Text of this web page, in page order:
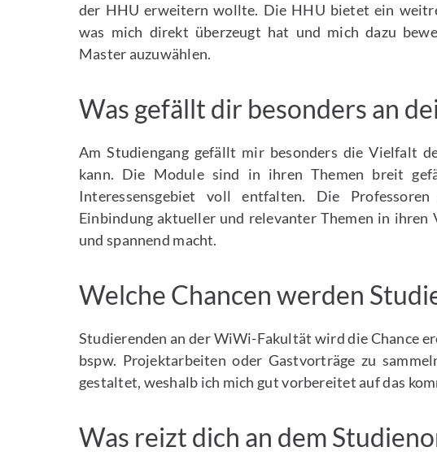
der HHU erweitern wollte. Die HHU bietet ein
was mich direkt überzeugt hat und mich dazu
Master auzuwählen.
Was gefällt dir besonders an
Am Studiengang gefällt mir besonders die Vielfalt
kann. Die Module sind in ihren Themen breit
Interessensgebiet voll entfalten. Die
Einbindung aktueller und relevanter Themen in ihren
und spannend macht.
Welche Chancen werden
Studierenden an der WiWi-Fakultät wird die Chance
bspw. Projektarbeiten oder Gastvorträge zu
gestaltet, weshalb ich mich gut vorbereitet auf das
Was reizt dich an dem